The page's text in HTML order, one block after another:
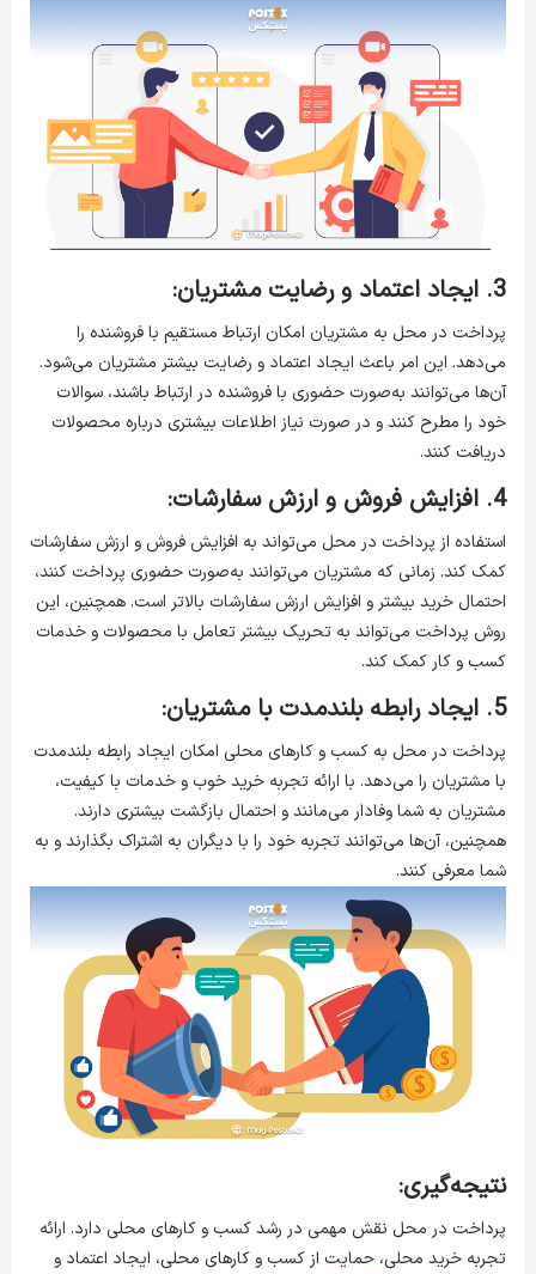
3. ایجاد اعتماد و رضایت مشتریان:
پرداخت در محل به مشتریان امکان ارتباط مستقیم با فروشنده را
می‌دهد. این امر باعث ایجاد اعتماد و رضایت بیشتر مشتریان می‌شود.
آن‌ها می‌توانند به‌صورت حضوری با فروشنده در ارتباط باشند، سوالات
خود را مطرح کنند و در صورت نیاز اطلاعات بیشتری درباره محصولات
دریافت کنند.
4. افزایش فروش و ارزش سفارشات:
استفاده از پرداخت در محل می‌تواند به افزایش فروش و ارزش سفارشات
کمک کند. زمانی که مشتریان می‌توانند به‌صورت حضوری پرداخت کنند،
احتمال خرید بیشتر و افزایش ارزش سفارشات بالاتر است. همچنین، این
روش پرداخت می‌تواند به تحریک بیشتر تعامل با محصولات و خدمات
کسب و کار کمک کند.
5. ایجاد رابطه بلندمدت با مشتریان:
پرداخت در محل به کسب و کارهای محلی امکان ایجاد رابطه بلندمدت
با مشتریان را می‌دهد. با ارائه تجربه خرید خوب و خدمات با کیفیت،
مشتریان به شما وفادار می‌مانند و احتمال بازگشت بیشتری دارند.
همچنین، آن‌ها می‌توانند تجربه خود را با دیگران به اشتراک بگذارند و به
شما معرفی کنند.
نتیجه‌گیری:
پرداخت در محل نقش مهمی در رشد کسب و کارهای محلی دارد. ارائه
تجربه خرید محلی، حمایت از کسب و کارهای محلی، ایجاد اعتماد و